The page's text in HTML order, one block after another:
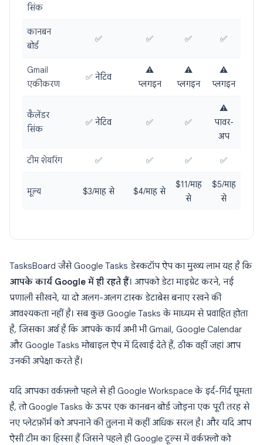
सिंक
कानबन
बोर्ड
✅ ✅ ✅ ✅
Gmail
एकीकरण
✅ नेटिव
⚠️
प्लगइन
⚠️
प्लगइन
⚠️
प्लगइन
कैलेंडर
सिंक
✅ नेटिव ✅ ✅
⚠️
पावर-
अप
टीम शेयरिंग ✅ ✅ ✅ ✅
मूल्य $3/माह से $4/माह से
$11/माह
से
$5/माह
से
TasksBoard जैसे Google Tasks डेस्कटॉप ऐप का मुख्य लाभ यह है कि
आपके कार्य Google में ही रहते हैं। आपको डेटा माइग्रेट करने, नई
प्रणाली सीखने, या दो अलग-अलग टास्क डेटाबेस बनाए रखने की
आवश्यकता नहीं है। सब कुछ Google Tasks के माध्यम से प्रवाहित होता
है, जिसका अर्थ है कि आपके कार्य अभी भी Gmail, Google Calendar
और Google Tasks मोबाइल ऐप में दिखाई देते हैं, ठीक वहीं जहां आप
उनकी अपेक्षा करते हैं।
यदि आपका वर्कफ़्लो पहले से ही Google Workspace के इर्द-गिर्द घूमता
है, तो Google Tasks के ऊपर एक कानबन बोर्ड जोड़ना एक पूरी तरह से
नए प्लेटफ़ॉर्म को अपनाने की तुलना में कहीं अधिक सरल है। और यदि आप
ऐसी टीम का हिस्सा हैं जिसने पहले ही Google टूल्स में वर्कफ़्लो को